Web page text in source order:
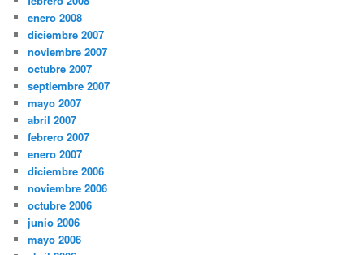
enero 2008
diciembre 2007
noviembre 2007
octubre 2007
septiembre 2007
mayo 2007
abril 2007
febrero 2007
enero 2007
diciembre 2006
noviembre 2006
octubre 2006
junio 2006
mayo 2006